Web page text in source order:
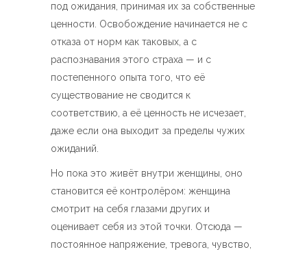
под ожидания, принимая их за собственные
ценности. Освобождение начинается не с
отказа от норм как таковых, а с
распознавания этого страха — и с
постепенного опыта того, что её
существование не сводится к
соответствию, а её ценность не исчезает,
даже если она выходит за пределы чужих
ожиданий.
Но пока это живёт внутри женщины, оно
становится её контролёром: женщина
смотрит на себя глазами других и
оценивает себя из этой точки. Отсюда —
постоянное напряжение, тревога, чувство,